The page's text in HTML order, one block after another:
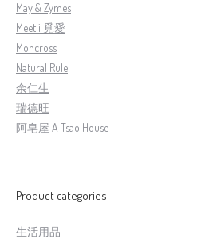
May & Zymes
Meet i 覓愛
Moncross
Natural Rule
余仁生
瑞德旺
阿皂屋 A Tsao House
Product categories
生活用品